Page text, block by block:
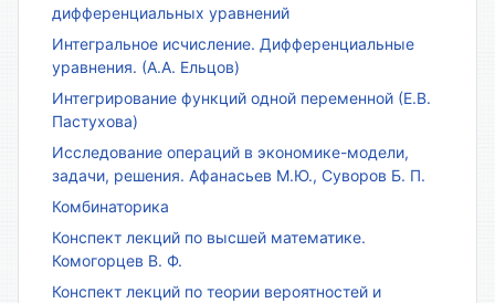
дифференциальных уравнений
Интегральное исчисление. Дифференциальные
уравнения. (А.А. Ельцов)
Интегрирование функций одной переменной (Е.В.
Пастухова)
Исследование операций в экономике-модели,
задачи, решения. Афанасьев М.Ю., Суворов Б. П.
Комбинаторика
Конспект лекций по высшей математике.
Комогорцев В. Ф.
Конспект лекций по теории вероятностей и